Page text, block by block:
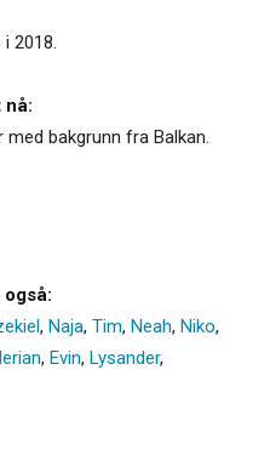
2018.
nå:
bakgrunn fra Balkan.
, Naja, Tim, Neah, Niko,
, Evin, Lysander,